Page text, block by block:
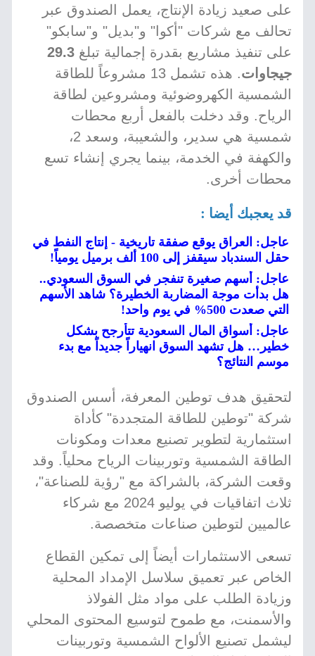
على صعيد زيادة الإنتاج، يعمل الصندوق عبر
تحالف مع شركات "أكوا" و"بديل" و"سابكو"
على تنفيذ مشاريع بقدرة إجمالية تبلغ 29.3
جيجاوات
. هذه تشمل 13 مشروعاً للطاقة
الشمسية الكهروضوئية ومشروعين لطاقة
الرياح. وقد دخلت بالفعل أربع محطات
شمسية هي سدير، والشعيبة، وسعد 2،
والكهفة في الخدمة، بينما يجري إنشاء تسع
محطات أخرى.
قد يعجبك أيضا :
عاجل: العراق يوقع صفقة تاريخية - إنتاج النفط في
حقل السندباد سيقفز إلى 100 ألف برميل يومياً!
عاجل: أسهم صغيرة تنفجر في السوق السعودي..
هل بدأت موجة المضاربة الخطيرة؟ شاهد الأسهم
التي صعدت 500% في يوم واحد!
عاجل: أسواق المال السعودية تتأرجح بشكل
خطير… هل تشهد السوق انهياراً جديداً مع بدء
موسم النتائج؟
لتحقيق هدف توطين المعرفة، أسس الصندوق
شركة "توطين للطاقة المتجددة" كأداة
استثمارية لتطوير تصنيع معدات ومكونات
الطاقة الشمسية وتوربينات الرياح محلياً. وقد
وقعت الشركة، بالشراكة مع "رؤية للصناعة"،
ثلاث اتفاقيات في يوليو 2024 مع شركاء
عالميين لتوطين صناعات متخصصة.
تسعى الاستثمارات أيضاً إلى تمكين القطاع
الخاص عبر تعميق سلاسل الإمداد المحلية
وزيادة الطلب على مواد مثل الفولاذ
والأسمنت، مع طموح لتوسيع المحتوى المحلي
ليشمل تصنيع الألواح الشمسية وتوربينات